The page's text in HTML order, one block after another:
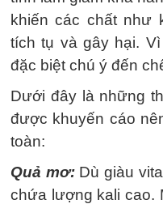
khiến các chất như
tích tụ và gây hại.
đặc biệt chú ý đến
Dưới đây là những
được khuyến cáo
toàn:
Quả mơ: Dù giàu
chứa lượng kali cao.